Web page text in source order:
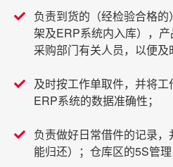
负责到货的（经检验合格
架及ERP系统内入库），
采购部门有关人员，以便及
及时按工作单取件，并将
ERP系统的数据准确性；
负责做好日常借件的记录
能归还）；仓库区的5S管理